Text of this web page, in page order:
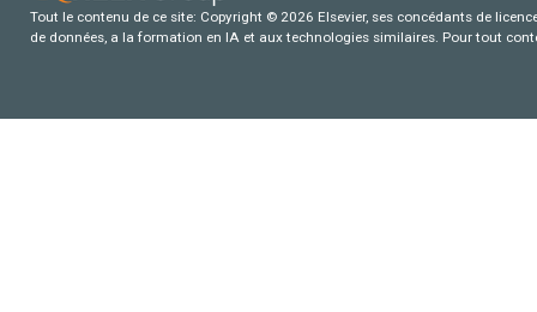
Tout le contenu de ce site: Copyright © 2026 Elsevier, ses concédants de
de données, a la formation en IA et aux technologies similaires. Pour tout